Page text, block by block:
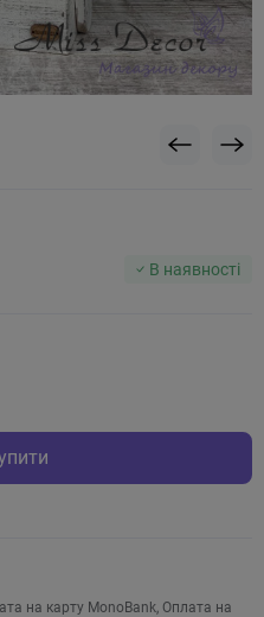
В наявності
на карту MonoBank, Оплата на